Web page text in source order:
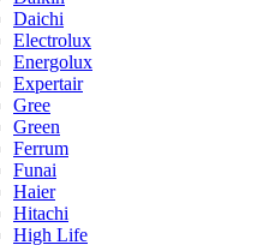
Daichi
Electrolux
Energolux
Expertair
Gree
Green
Ferrum
Funai
Haier
Hitachi
High Life